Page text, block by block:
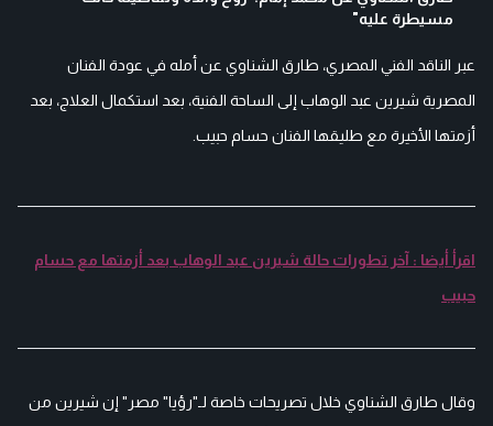
مسيطرة عليه"
عبر الناقد الفني المصري، طارق الشناوي عن أمله في عودة الفنان
المصرية شيرين عبد الوهاب إلى الساحة الفنية، بعد استكمال العلاج، بعد
أزمتها الأخيرة مع طليقها الفنان حسام حبيب.
اقرأ أيضا : آخر تطورات حالة شيرين عبد الوهاب بعد أزمتها مع حسام
حبيب
وقال طارق الشناوي خلال تصريحات خاصة لـ"رؤيا" مصر" إن شيرين من